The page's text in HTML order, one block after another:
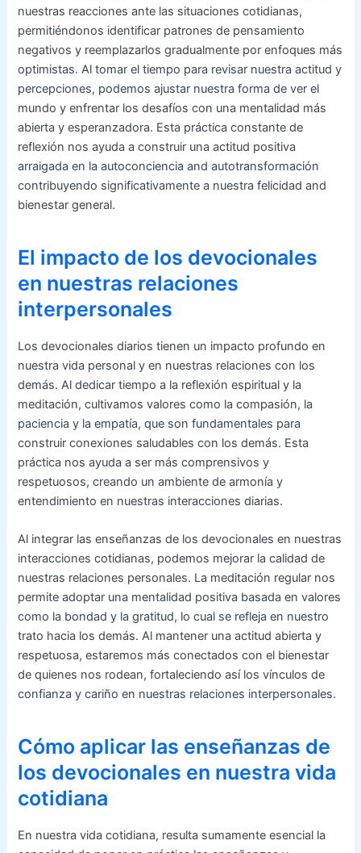
nuestras reacciones ante las situaciones cotidianas,
permitiéndonos identificar patrones de pensamiento
negativos y reemplazarlos gradualmente por enfoques más
optimistas. Al tomar el tiempo para revisar nuestra actitud y
percepciones, podemos ajustar nuestra forma de ver el
mundo y enfrentar los desafíos con una mentalidad más
abierta y esperanzadora. Esta práctica constante de
reflexión nos ayuda a construir una actitud positiva
arraigada en la autoconciencia and autotransformación
contribuyendo significativamente a nuestra felicidad and
bienestar general.
El impacto de los devocionales
en nuestras relaciones
interpersonales
Los devocionales diarios tienen un impacto profundo en
nuestra vida personal y en nuestras relaciones con los
demás. Al dedicar tiempo a la reflexión espiritual y la
meditación, cultivamos valores como la compasión, la
paciencia y la empatía, que son fundamentales para
construir conexiones saludables con los demás. Esta
práctica nos ayuda a ser más comprensivos y
respetuosos, creando un ambiente de armonía y
entendimiento en nuestras interacciones diarias.
Al integrar las enseñanzas de los devocionales en nuestras
interacciones cotidianas, podemos mejorar la calidad de
nuestras relaciones personales. La meditación regular nos
permite adoptar una mentalidad positiva basada en valores
como la bondad y la gratitud, lo cual se refleja en nuestro
trato hacia los demás. Al mantener una actitud abierta y
respetuosa, estaremos más conectados con el bienestar
de quienes nos rodean, fortaleciendo así los vínculos de
confianza y cariño en nuestras relaciones interpersonales.
Cómo aplicar las enseñanzas de
los devocionales en nuestra vida
cotidiana
En nuestra vida cotidiana, resulta sumamente esencial la